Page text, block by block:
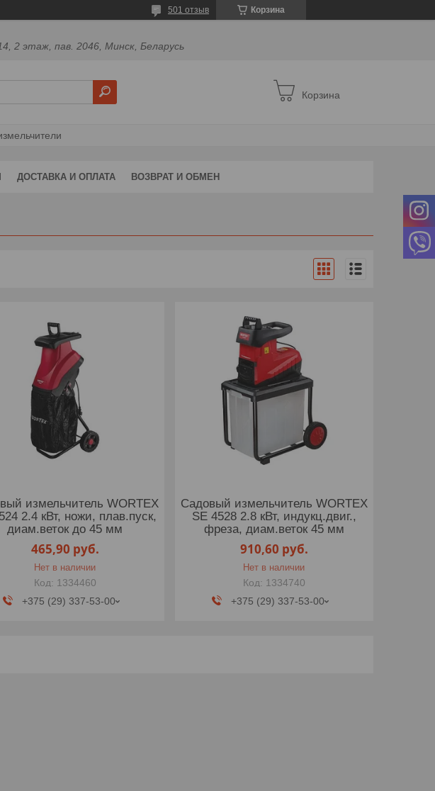
Корзина
501 отзыв
2 этаж, пав. 2046, Минск, Беларусь
Корзина
ДОСТАВКА И ОПЛАТА ВОЗВРАТ И ОБМЕН
измельчитель WORTEX
2.4 кВт, ножи, плав.пуск,
диам.веток до 45 мм
465,90 руб.
Нет в наличии
1334460
+375 (29) 337-53-00
Садовый измельчитель WORTEX
SE 4528 2.8 кВт, индукц.двиг.,
фреза, диам.веток 45 мм
910,60 руб.
Нет в наличии
1334740
+375 (29) 337-53-00